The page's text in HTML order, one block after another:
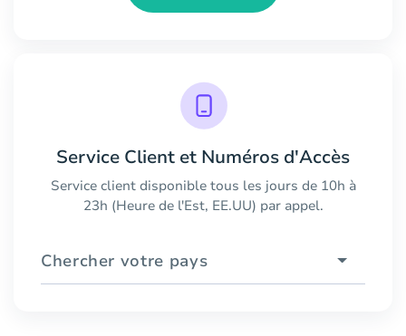
Service Client et Numéros d'Accès
Service client disponible tous les jours de 10h à
23h (Heure de l'Est, EE.UU) par appel.
Chercher votre pays